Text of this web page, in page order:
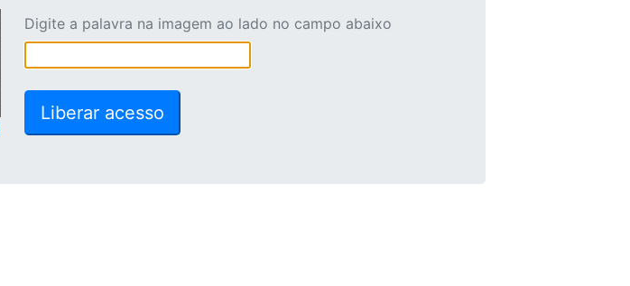
Digite a palavra na imagem ao lado no campo abaixo